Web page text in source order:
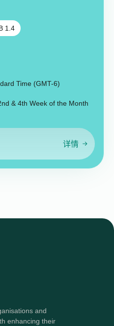
1.4
Time (GMT-6)
& 4th Week of the Month
详情
and
enhancing their